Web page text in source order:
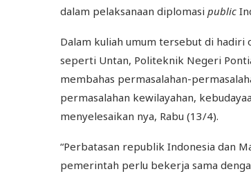
dalam pelaksanaan diplomasi public
Dalam kuliah umum tersebut di hadiri
seperti Untan, Politeknik Negeri
membahas permasalahan-
permasalahan kewilayahan,
menyelesaikan nya, Rabu (13/4).
“Perbatasan republik Indonesia dan
pemerintah perlu bekerja sama